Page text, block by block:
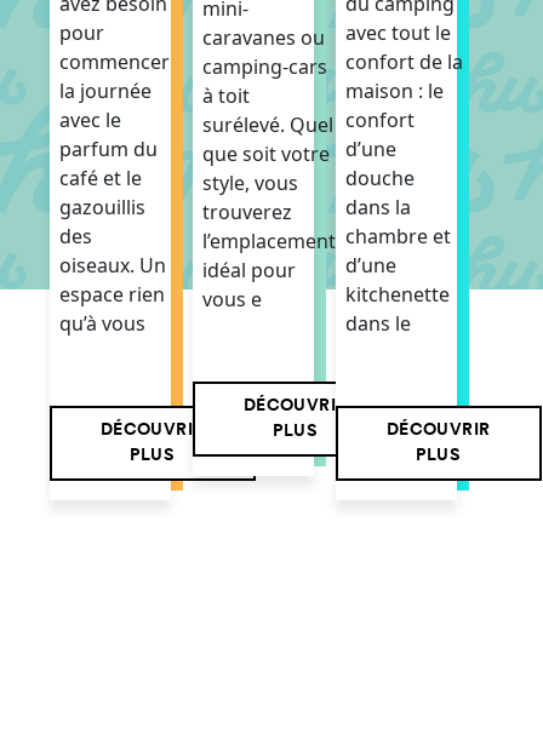
pour
commencer
la journée
avec le
parfum du
café et le
gazouillis
des
oiseaux. Un
espace rien
qu’à vous
DÉCOUVRIR
PLUS
mini-
caravanes ou
camping-cars
à toit
surélevé. Quel
que soit votre
style, vous
trouverez
l’emplacement
idéal pour
vous e
DÉCOUVRIR
PLUS
avec tout le
confort de la
maison : le
confort
d’une
douche
dans la
chambre et
d’une
kitchenette
dans le
DÉCOUVRIR
PLUS